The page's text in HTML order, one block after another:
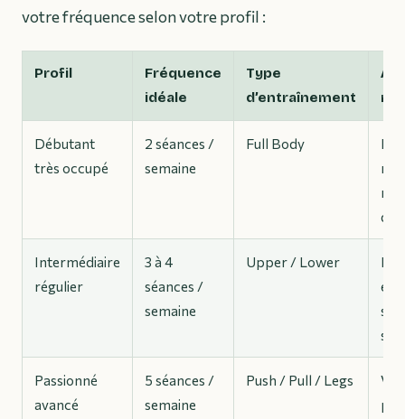
votre fréquence selon votre profil :
Profil
Fréquence
idéale
Type
d’entraînement
Débutant
très occupé
2 séances /
semaine
Full Body
Intermédiaire
régulier
3 à 4
séances /
semaine
Upper / Lower
Passionné
avancé
5 séances /
semaine
Push / Pull / Legs